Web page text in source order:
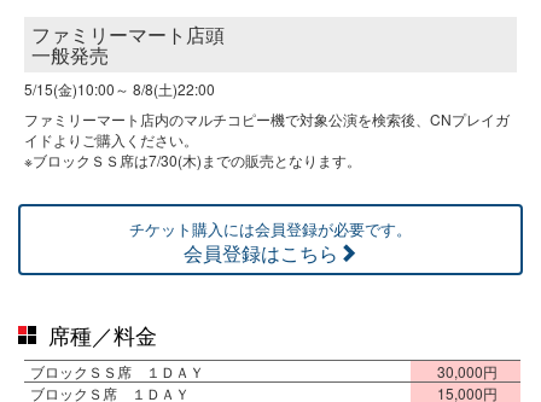
ファミリーマート店頭
一般発売
5/15(金)10:00～ 8/8(土)22:00
ファミリーマート店内のマルチコピー機で対象公演を検索後、CNプレイガ
イドよりご購入ください。
※ブロックＳＳ席は7/30(木)までの販売となります。
チケット購入には会員登録が必要です。
会員登録はこちら
席種／料金
ブロックＳＳ席 １ＤＡＹ
30,000円
ブロックＳ席 １ＤＡＹ
15,000円